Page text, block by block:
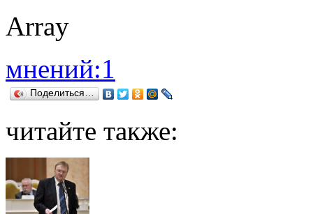
Array
мнений:1
Поделиться…
читайте также: